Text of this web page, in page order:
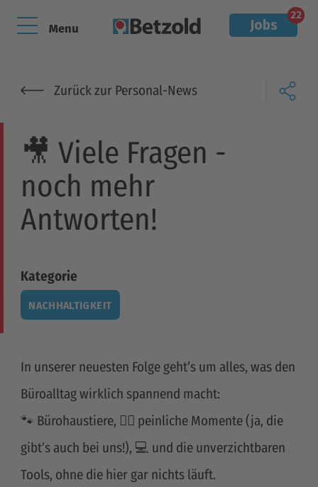
Menu
Zurück zur Personal-News
Jobs
22
🎥 Viele Fragen -
noch mehr
Antworten!
Kategorie
NACHHALTIGKEIT
In unserer neuesten Folge geht’s um alles, was den
Büroalltag wirklich spannend macht:
🐾 Bürohaustiere, 🤦‍♀️ peinliche Momente (ja, die
gibt’s auch bei uns!), 💻 und die unverzichtbaren
Tools, ohne die hier gar nichts läuft.